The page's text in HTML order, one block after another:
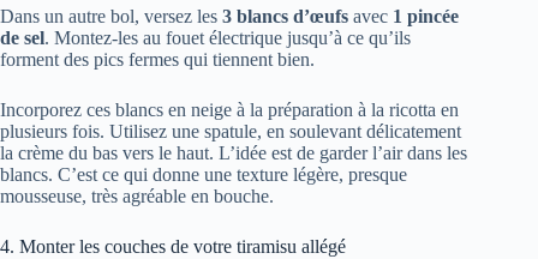
Dans un autre bol, versez les 3 blancs d’œufs avec 1 pincée
de sel. Montez-les au fouet électrique jusqu’à ce qu’ils
forment des pics fermes qui tiennent bien.
Incorporez ces blancs en neige à la préparation à la ricotta en
plusieurs fois. Utilisez une spatule, en soulevant délicatement
la crème du bas vers le haut. L’idée est de garder l’air dans les
blancs. C’est ce qui donne une texture légère, presque
mousseuse, très agréable en bouche.
4. Monter les couches de votre tiramisu allégé